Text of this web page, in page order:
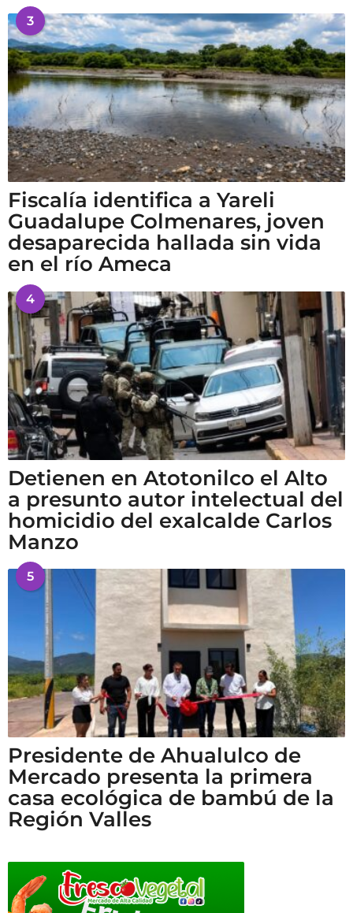
3
Fiscalía identifica a Yareli
Guadalupe Colmenares, joven
desaparecida hallada sin vida
en el río Ameca
4
Detienen en Atotonilco el Alto
a presunto autor intelectual del
homicidio del exalcalde Carlos
Manzo
5
Presidente de Ahualulco de
Mercado presenta la primera
casa ecológica de bambú de la
Región Valles